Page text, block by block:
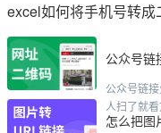
excel如何将手机号转成
公众号链
公众号链
人扫了就
多。我直
怎么把图